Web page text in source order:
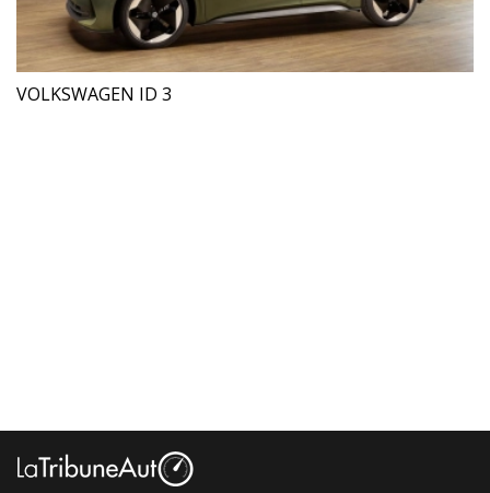
VOLKSWAGEN ID 3